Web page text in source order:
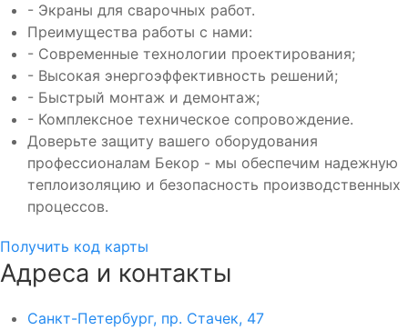
- Экраны для сварочных работ.
Преимущества работы с нами:
- Современные технологии проектирования;
- Высокая энергоэффективность решений;
- Быстрый монтаж и демонтаж;
- Комплексное техническое сопровождение.
Доверьте защиту вашего оборудования
профессионалам Бекор - мы обеспечим надежную
теплоизоляцию и безопасность производственных
процессов.
Получить код карты
Адреса и контакты
Санкт-Петербург, пр. Стачек, 47